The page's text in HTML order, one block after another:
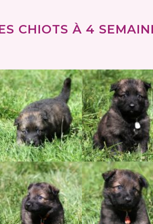
CHIOTS À 4